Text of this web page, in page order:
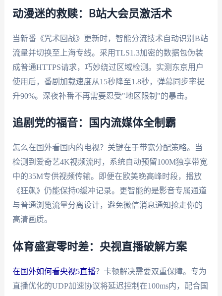
动漫迷的救赎：B站大会员激活术
当新番《咒术回战》更新时，智能分流技术自动识别B站
流量并切换至上海专线。采用TLS1.3加密的数据包伪装
成普通HTTPS请求，巧妙绕过区域检测。实测东京用户
使用后，番剧加载速度从15秒降至1.8秒，弹幕同步率提
升90%。深夜补番不再需要忍受"地区限制"的暴击。
追剧党的福音：国内流媒体全制霸
怎么在国外看国内的电视？关键在于带宽分配策略。当
检测到爱奇艺4K视频流时，系统自动预留100M独享带宽
中的35M专供视频传输。即便在欧美晚高峰时段，播放
《狂飙》仍能保持0缓冲记录。更智能的是影音专属通道
与普通浏览流量分离设计，避免微信消息通知抢走你的
高清画质。
体育盛宴零时差：央视直播破解方案
在国外如何看央视5直播？卡顿解决需要双重保障。专为
直播优化的UDP加速协议将延迟控制在100ms内，配合国